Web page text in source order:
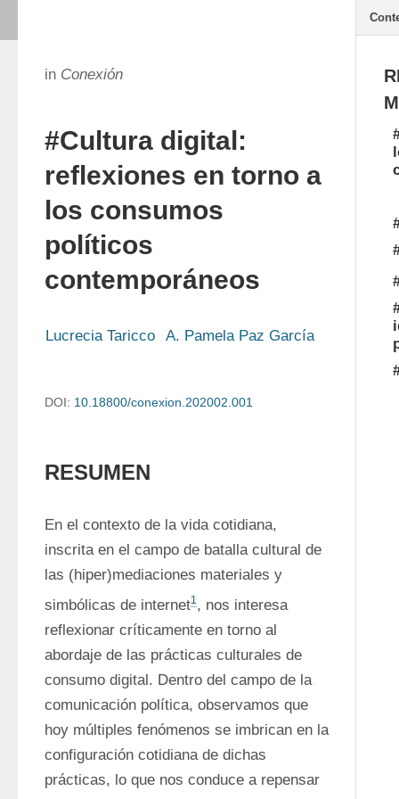
in Conexión
#Cultura digital:
reflexiones en torno a
los consumos
políticos
contemporáneos
Lucrecia Taricco A. Pamela Paz García
DOI: 10.18800/conexion.202002.001
RESUMEN
En el contexto de la vida cotidiana,
inscrita en el campo de batalla cultural de
las (hiper)mediaciones materiales y
simbólicas de internet1, nos interesa
reflexionar críticamente en torno al
abordaje de las prácticas culturales de
consumo digital. Dentro del campo de la
comunicación política, observamos que
hoy múltiples fenómenos se imbrican en la
configuración cotidiana de dichas
prácticas, lo que nos conduce a repensar